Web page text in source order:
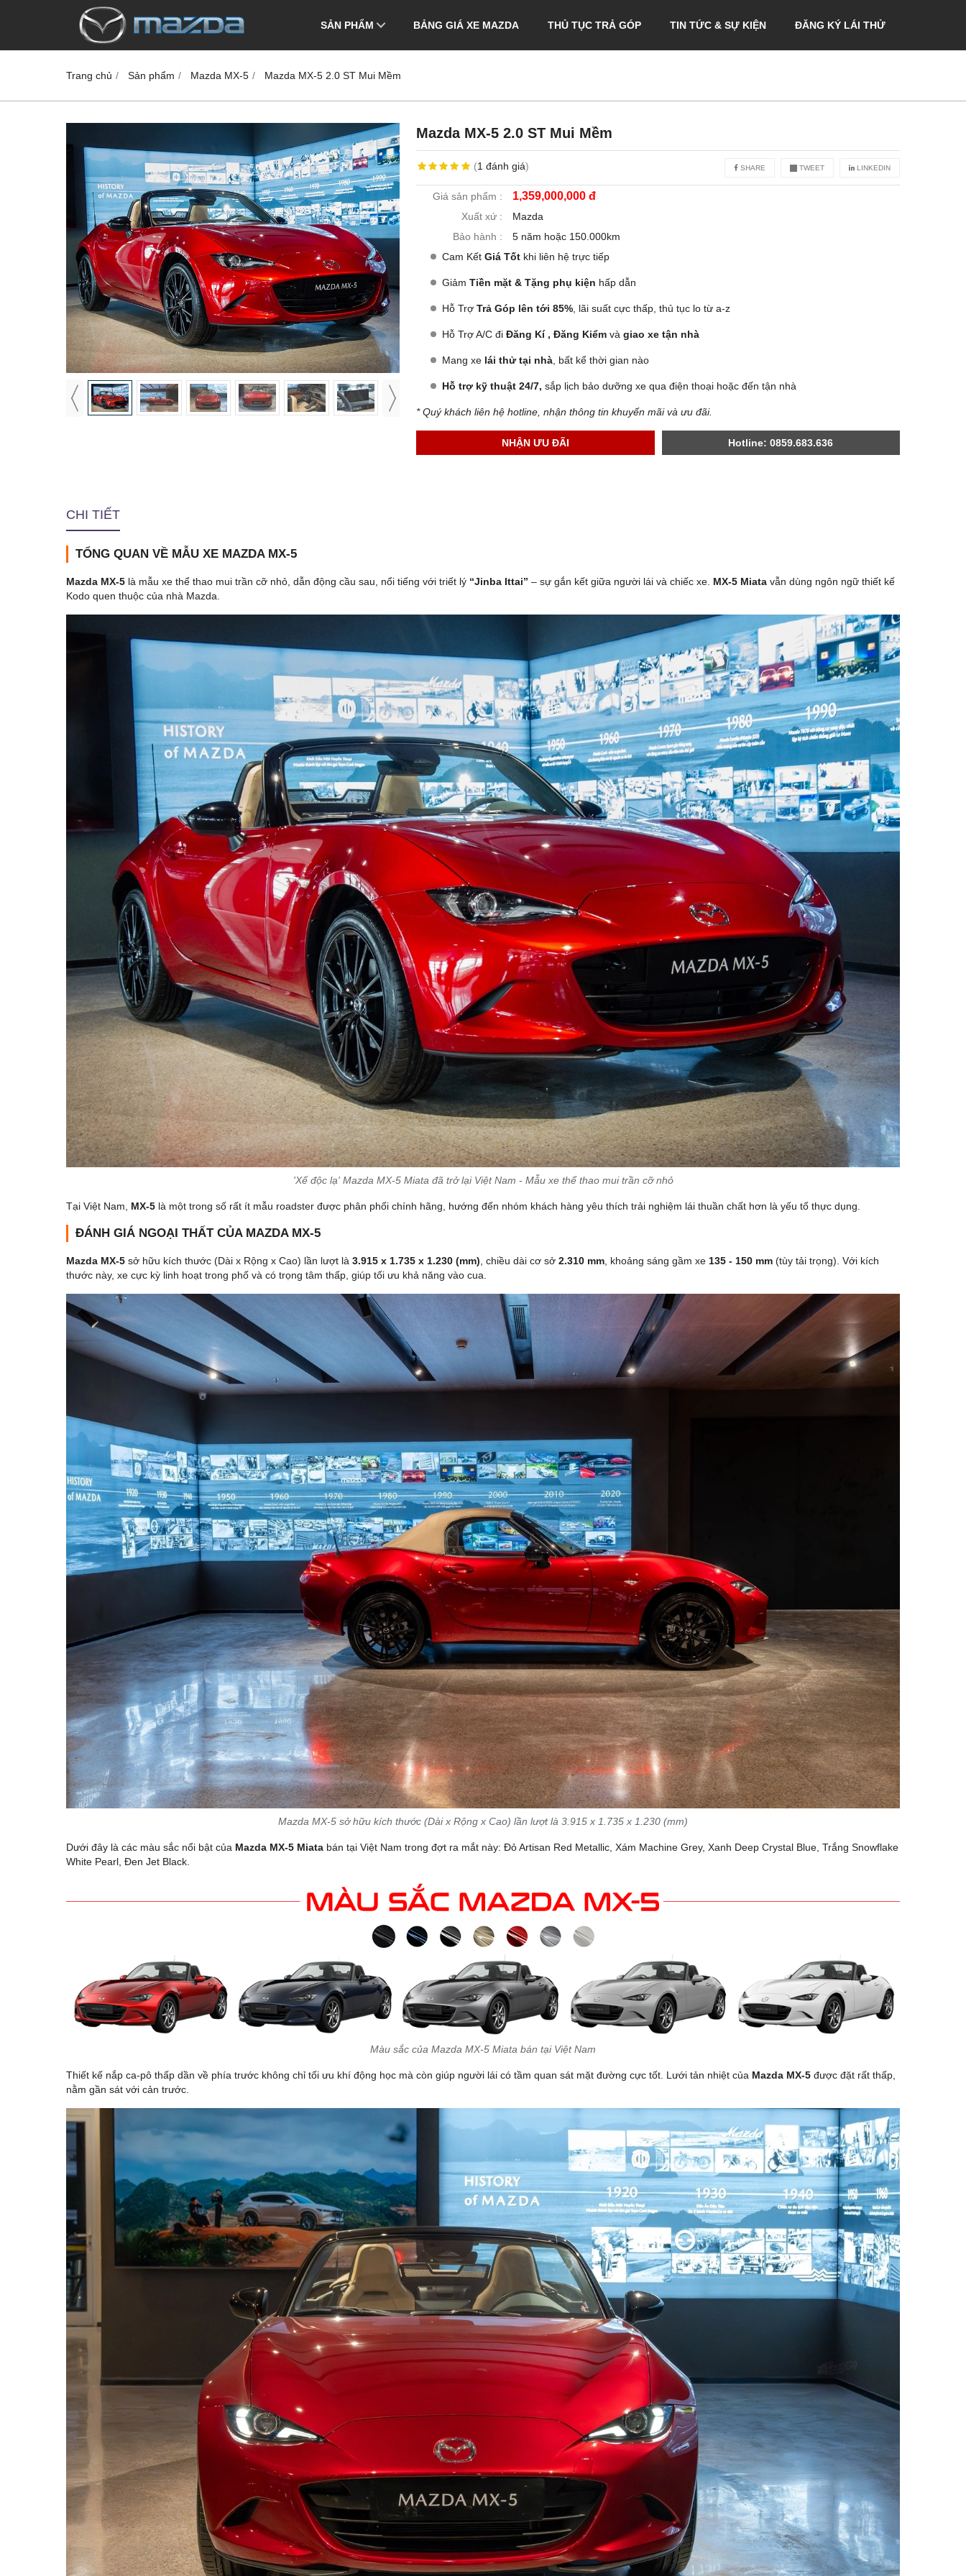
SẢN PHẨM BẢNG GIÁ XE MAZDA THỦ TỤC TRẢ GÓP TIN TỨC & SỰ KIỆN ĐĂNG KÝ LÁI THỬ
Trang chủ Sản phẩm Mazda MX-5 Mazda MX-5 2.0 ST Mui Mềm
Mazda MX-5 2.0 ST Mui Mềm
(1đánh giá) SHARE TWEET LINKEDIN
Giá sản phẩm : 1,359,000,000 đ
Xuất xứ :
Mazda
Bảo hành :
5 năm hoặc 150.000km
Cam KếtGiá Tốt khi liên hệ trực tiếp
Giảm Tiền mặt & Tặng phụ kiện hấp dẫn
Hỗ TrợTrả Góp lên tới 85% , lãi suất cực thấp, thủ tục lo từ a-z
Hỗ Trợ A/C điĐăng Kí , Đăng Kiểm vàgiao xe tận nhà
Mang xe lái thử tại nhà , bất kể thời gian nào
Hỗ trợ kỹ thuật 24/7, sắp lịch bảo dưỡng xe qua điện thoại hoặc đến tận nhà
* Quý khách liên hệ hotline, nhận thông tin khuyến mãi và ưu đãi.
NHẬN ƯU ĐÃI Hotline: 0859.683.636
CHI TIẾT
TỔNG QUAN VỀ MẪU XE MAZDA MX-5
Mazda MX-5 là mẫu xe thể thao mui trần cỡ nhỏ, dẫn động cầu sau, nổi tiếng với triết lý “Jinba Ittai” – sự gắn kết giữa người lái và chiếc xe. MX-5 Miata vẫn dùng ngôn ngữ thiết kế
Kodo quen thuộc của nhà Mazda.
'Xế độc lạ' Mazda MX-5 Miata đã trở lại Việt Nam - Mẫu xe thể thao mui trần cỡ nhỏ
Tại Việt Nam, MX-5 là một trong số rất ít mẫu roadster được phân phối chính hãng, hướng đến nhóm khách hàng yêu thích trải nghiệm lái thuần chất hơn là yếu tố thực dụng.
ĐÁNH GIÁ NGOẠI THẤT CỦA MAZDA MX-5
Mazda MX-5 sở hữu kích thước (Dài x Rộng x Cao) lần lượt là 3.915 x 1.735 x 1.230 (mm) , chiều dài cơ sở 2.310 mm , khoảng sáng gầm xe 135 - 150 mm (tùy tải trọng). Với kích
thước này, xe cực kỳ linh hoạt trong phố và có trọng tâm thấp, giúp tối ưu khả năng vào cua.
Mazda MX-5 sở hữu kích thước (Dài x Rộng x Cao) lần lượt là 3.915 x 1.735 x 1.230 (mm)
Dưới đây là các màu sắc nổi bật của Mazda MX-5 Miata bán tại Việt Nam trong đợt ra mắt này: Đỏ Artisan Red Metallic, Xám Machine Grey, Xanh Deep Crystal Blue, Trắng Snowflake
White Pearl, Đen Jet Black.
Màu sắc của Mazda MX-5 Miata bán tại Việt Nam
Thiết kế nắp ca-pô thấp dần về phía trước không chỉ tối ưu khí động học mà còn giúp người lái có tầm quan sát mặt đường cực tốt. Lưới tản nhiệt của Mazda MX-5 được đặt rất thấp,
nằm gần sát với cản trước.